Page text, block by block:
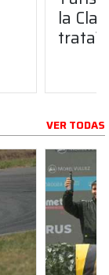
la
trata?
VER TODAS